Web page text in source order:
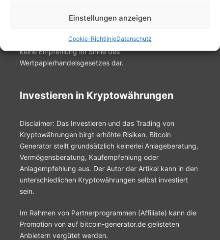
Einstellungen anzeigen
Cookie-RichtlinieDatenschutz
Alle auf der Website aufgeführten Informationen sind
oder Verkauf. Sie stellen keine Anlageberatung und
keine Empfehlung im Sinne des
Wertpapierhandelsgesetzes dar.
Investieren in Kryptowährungen
Disclaimer: Das Investieren und das Trading von
Kryptowährungen birgt erhöhte Risiken. Bitcoin
Generator stellt grundsätzlich keinerlei Anlageberatung,
Vermögensberatung, Kaufempfehlung oder
Anlagempfehlung aus. Der Autor der Artikel kann in den
unterschiedlichen Kryptowährungen selbst investiert
sein.
Im Rahmen von Partnerprogrammen (Affiliate) kann die
Promotion von auf bitcoin-generator.de gelisteten
Anbietern vergütet werden.